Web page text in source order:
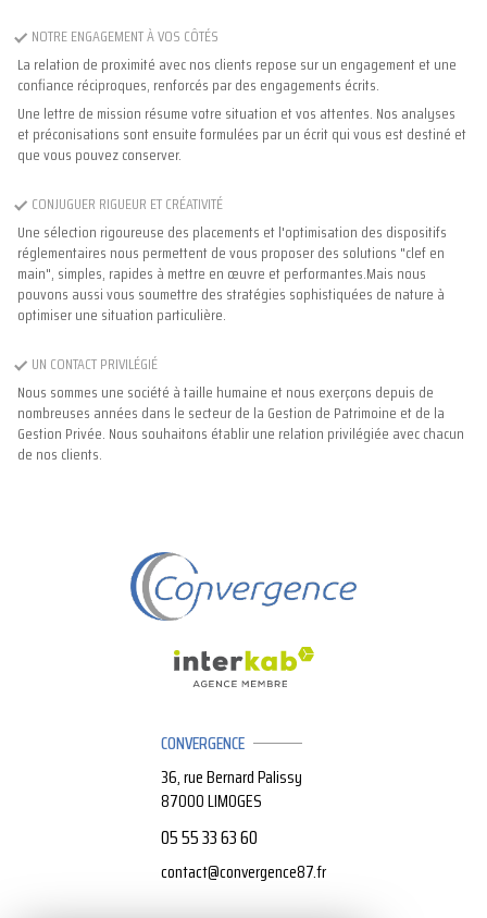
NOTRE ENGAGEMENT À VOS CÔTÉS
La relation de proximité avec nos clients repose sur un engagement et une
confiance réciproques, renforcés par des engagements écrits.
Une lettre de mission résume votre situation et vos attentes. Nos analyses
et préconisations sont ensuite formulées par un écrit qui vous est destiné et
que vous pouvez conserver.
CONJUGUER RIGUEUR ET CRÉATIVITÉ
Une sélection rigoureuse des placements et l'optimisation des dispositifs
réglementaires nous permettent de vous proposer des solutions "clef en
main", simples, rapides à mettre en œuvre et performantes.Mais nous
pouvons aussi vous soumettre des stratégies sophistiquées de nature à
optimiser une situation particulière.
UN CONTACT PRIVILÉGIÉ
Nous sommes une société à taille humaine et nous exerçons depuis de
nombreuses années dans le secteur de la Gestion de Patrimoine et de la
Gestion Privée. Nous souhaitons établir une relation privilégiée avec chacun
de nos clients.
CONVERGENCE
36, rue Bernard Palissy
87000LIMOGES
05 55 33 63 60
contact@convergence87.fr